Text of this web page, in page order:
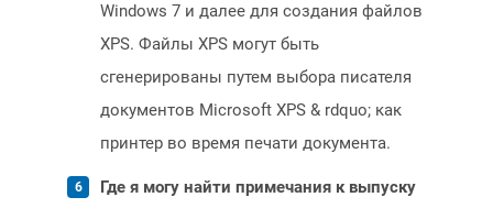
Windows 7 и далее для создания файлов
XPS. Файлы XPS могут быть
сгенерированы путем выбора писателя
документов Microsoft XPS & rdquo; как
принтер во время печати документа.
Где я могу найти примечания к выпуску